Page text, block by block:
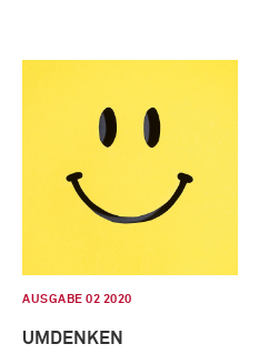
AUSGABE 02 2020
UMDENKEN